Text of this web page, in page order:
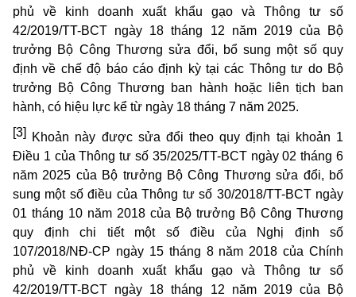
phủ về kinh doanh xuất khẩu gạo và Thông tư số
42/2019/TT-BCT ngày 18 tháng 12 năm 2019 của Bộ
trưởng Bộ Công Thương sửa đổi, bổ sung một số quy
định về chế độ báo cáo định kỳ tại các Thông tư do Bộ
trưởng Bộ Công Thương ban hành hoặc liên tịch ban
hành, có hiệu lực kể từ ngày 18 tháng 7 năm 2025.
[3]
Khoản này được sửa đổi theo quy định tại khoản 1
Điều 1 của Thông tư số 35/2025/TT-BCT ngày 02 tháng 6
năm 2025 của Bộ trưởng Bộ Công Thương sửa đổi, bổ
sung một số điều của Thông tư số 30/2018/TT-BCT ngày
01 tháng 10 năm 2018 của Bộ trưởng Bộ Công Thương
quy định chi tiết một số điều của Nghị định số
107/2018/NĐ-CP ngày 15 tháng 8 năm 2018 của Chính
phủ về kinh doanh xuất khẩu gạo và Thông tư số
42/2019/TT-BCT ngày 18 tháng 12 năm 2019 của Bộ